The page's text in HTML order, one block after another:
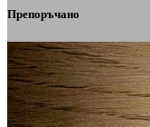
Препоръчано